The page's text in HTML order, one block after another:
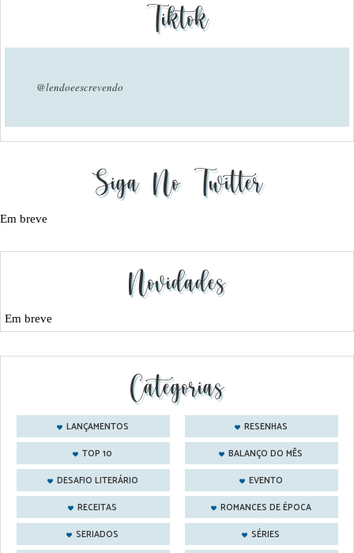
Tiktok
@lendoeescrevendo
Siga No Twitter
Em breve
Novidades
Em breve
Categorias
LANÇAMENTOS
RESENHAS
TOP 10
BALANÇO DO MÊS
DESAFIO LITERÁRIO
EVENTO
RECEITAS
ROMANCES DE ÉPOCA
SERIADOS
SÉRIES